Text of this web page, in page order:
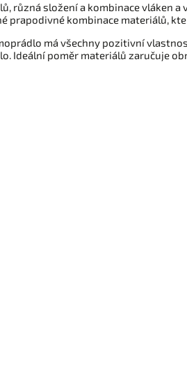
složení a kombinace vláken a
prapodivné kombinace materiálů,
má všechny pozitivní
Ideální poměr materiálů zaručuje